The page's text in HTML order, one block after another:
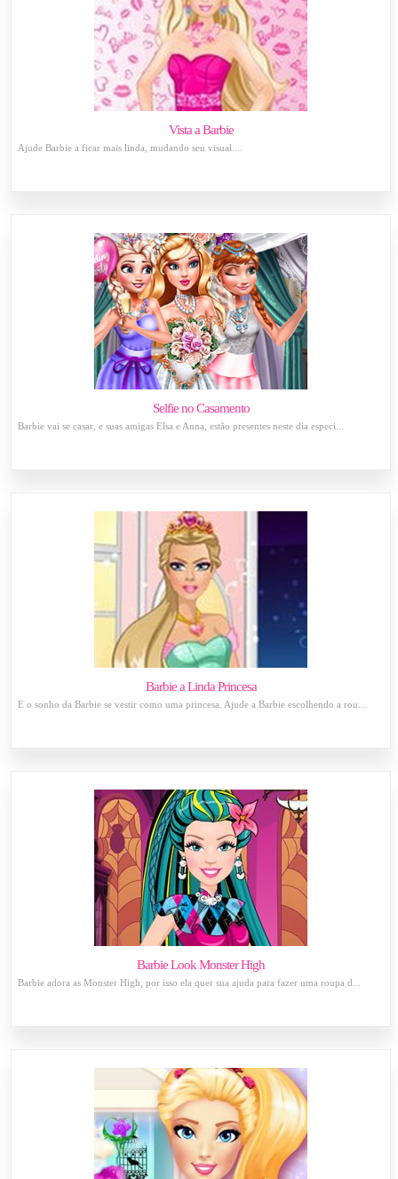
Vista a Barbie
Ajude Barbie a ficar mais linda, mudando seu visual....
Selfie no Casamento
Barbie vai se casar, e suas amigas Elsa e Anna, estão presentes neste dia especi...
Barbie a Linda Princesa
É o sonho da Barbie se vestir como uma princesa. Ajude a Barbie escolhendo a rou...
Barbie Look Monster High
Barbie adora as Monster High, por isso ela quer sua ajuda para fazer uma roupa d...